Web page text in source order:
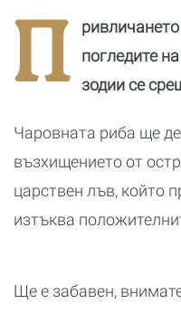
П
погледите
зодии се
Чаровната риба ще
възхищението от
царствен лъв, който
изтъква
Ще е забавен,